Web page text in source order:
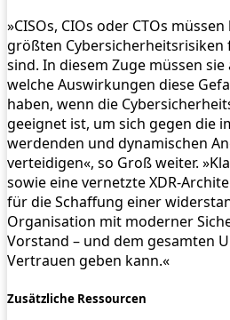
»CISOs, CIOs oder CTOs
größten
sind. In diesem Zuge müssen
welche Auswirkungen diese
haben, wenn die
geeignet ist, um sich gegen die
werdenden und dynamischen
verteidigen«, so Groß weiter.
sowie eine vernetzte XDR-
für die Schaffung einer
Organisation mit moderner
Vorstand – und dem gesamten
Vertrauen geben kann.«
Zusätzliche Ressourcen